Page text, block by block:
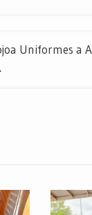
Uniformes a